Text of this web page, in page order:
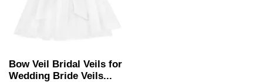
Bow Veil Bridal Veils for
Wedding Bride Veils...